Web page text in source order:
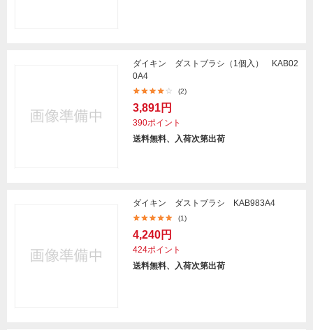
ダイキン ダストブラシ（1個入） KAB02
0A4
(2)
3,891円
390ポイント
送料無料、入荷次第出荷
ダイキン ダストブラシ KAB983A4
(1)
4,240円
424ポイント
送料無料、入荷次第出荷